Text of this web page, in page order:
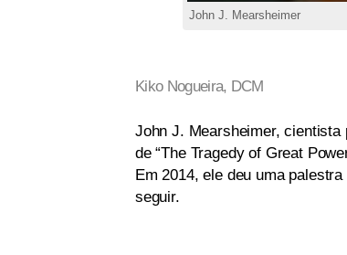
John J. Mearsheimer
Kiko Nogueira, DCM
John J. Mearsheimer,
de “The Tragedy of Great
Em 2014, ele deu uma
seguir.